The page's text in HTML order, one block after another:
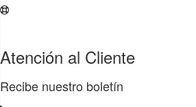
Atención al Cliente
Recibe nuestro boletín